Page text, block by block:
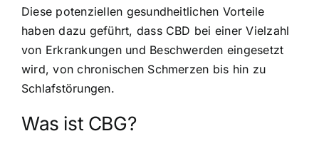
Diese potenziellen gesundheitlichen Vorteile
haben dazu geführt, dass CBD bei einer Vielzahl
von Erkrankungen und Beschwerden eingesetzt
wird, von chronischen Schmerzen bis hin zu
Schlafstörungen.
Was ist CBG?